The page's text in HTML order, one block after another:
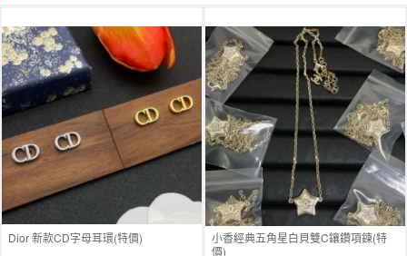
Dior 新款CD字母耳環(特價)
小香經典五角星白貝雙C鑲鑽項鍊(特
價)